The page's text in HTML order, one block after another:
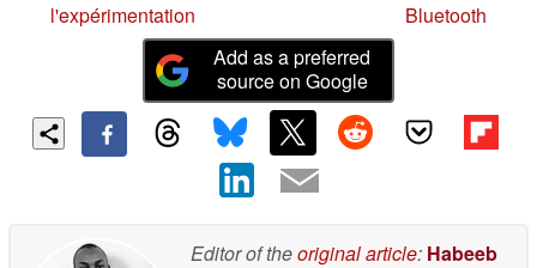
l'expérimentation
Bluetooth
Add as a preferred
source on Google
Editor of theoriginal article: Habeeb